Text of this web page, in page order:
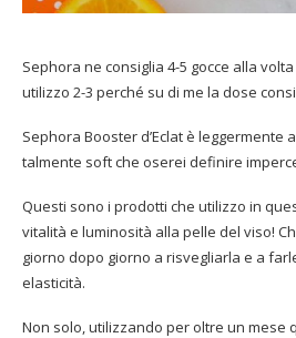
Sephora ne consiglia 4-5 gocce alla
utilizzo 2-3 perché su di me la dose
Sephora Booster d’Eclat è leggermente
talmente soft che oserei definire
Questi sono i prodotti che utilizzo in
vitalità e luminosità alla pelle del viso!
giorno dopo giorno a risvegliarla e a
elasticità.
Non solo, utilizzando per oltre un mese